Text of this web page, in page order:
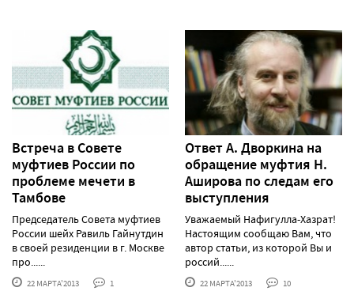
Встреча в Совете
муфтиев России по
проблеме мечети в
Тамбове
Председатель Совета муфтиев
России шейх Равиль Гайнутдин
в своей резиденции в г. Москве
про......
22 МАРТА'2013 1
Ответ А. Дворкина на
обращение муфтия Н.
Аширова по следам его
выступления
Уважаемый Нафигулла-Хазрат!
Настоящим сообщаю Вам, что
автор статьи, из которой Вы и
россий......
22 МАРТА'2013 10